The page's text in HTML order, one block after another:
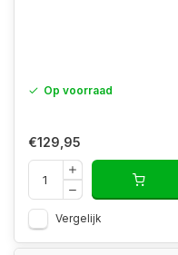
Op voorraad
€129,95
Vergelijk